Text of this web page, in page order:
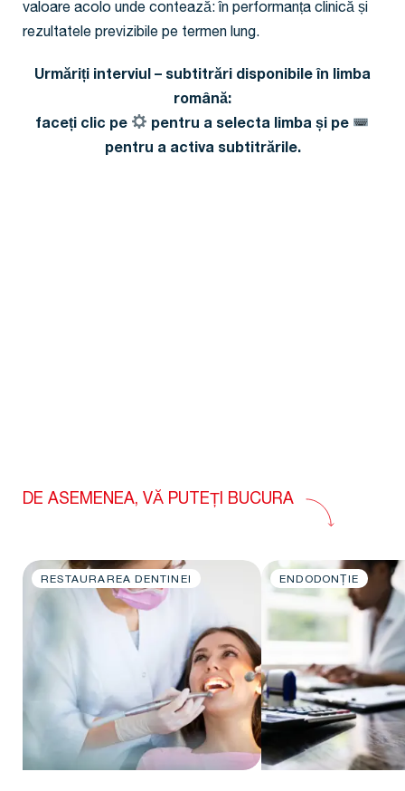
valoare acolo unde contează: în performanța clinică și
rezultatele previzibile pe termen lung.
Urmăriți interviul – subtitrări disponibile în limba
română:
faceți clic pe
pentru a selecta limba și pe
pentru a activa subtitrările.
DE ASEMENEA, VĂ PUTEȚI BUCURA
RESTAURAREA DENTINEI ENDODONȚIE